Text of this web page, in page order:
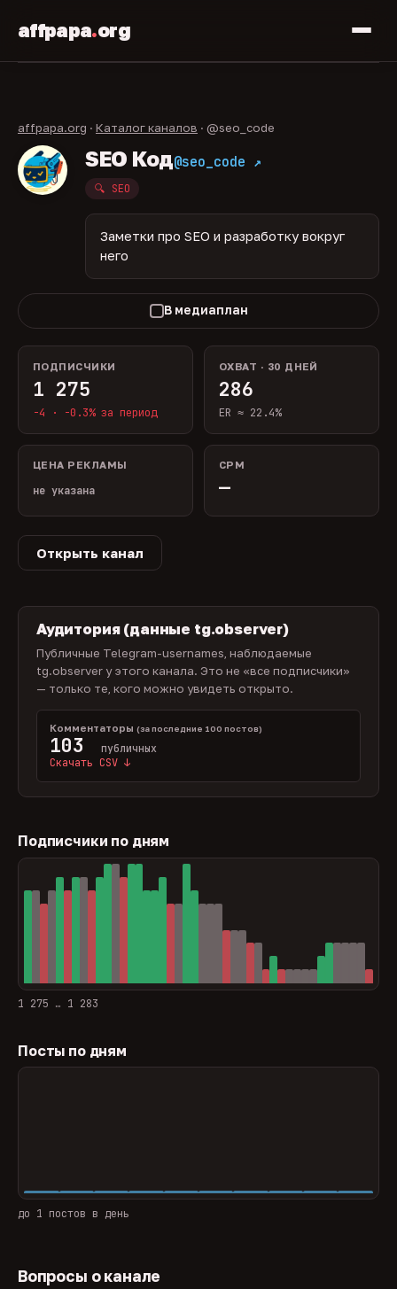
affpapa.org
affpapa.org · Каталог каналов · @seo_code
SEO Код@seo_code ↗
🔍 SEO
Заметки про SEO и разработку вокруг
него
В медиаплан
ПОДПИСЧИКИ
1 275
-4 · -0.3% за период
ОХВАТ · 30 ДНЕЙ
286
ER ≈ 22.4%
ЦЕНА РЕКЛАМЫ
не указана
CPM
—
Открыть канал
Аудитория (данные tg.observer)
Публичные Telegram-usernames, наблюдаемые
tg.observer у этого канала. Это не «все подписчики»
— только те, кого можно увидеть открыто.
Комментаторы(за последние 100 постов)
103 публичных
Скачать CSV ↓
Подписчики по дням
1 275 … 1 283
Посты по дням
до 1 постов в день
Вопросы о канале